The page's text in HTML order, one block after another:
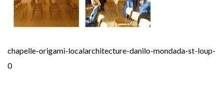
chapelle-origami-localarchitecture-danilo-mondada-st-loup-
0